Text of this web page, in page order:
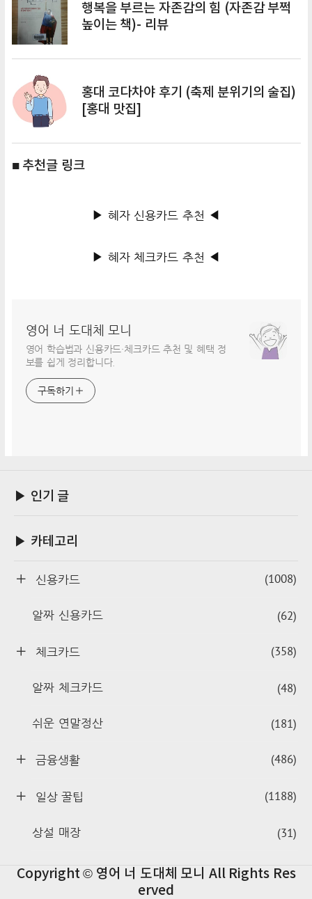
행복을 부르는 자존감의 힘 (자존감 부쩍
높이는 책)- 리뷰
홍대 코다차야 후기 (축제 분위기의 술집)
[홍대 맛집]
■ 추천글 링크
▶ 혜자 신용카드 추천 ◀
▶ 혜자 체크카드 추천 ◀
영어 너 도대체 모니
영어 학습법과 신용카드·체크카드 추천 및 혜택 정
보를 쉽게 정리합니다.
구독하기
▶ 인기 글
▶ 카테고리
신용카드 (1008)
알짜 신용카드 (62)
체크카드 (358)
알짜 체크카드 (48)
쉬운 연말정산 (181)
금융생활 (486)
일상 꿀팁 (1188)
상설 매장 (31)
Copyright © 영어 너 도대체 모니 All Rights Res
erved